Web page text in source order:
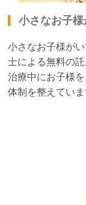
小さなお子
小さなお子様が
士による無料の
治療中にお子様
体制を整えていま